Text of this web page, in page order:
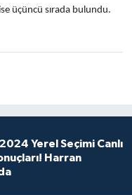
üçüncü sırada bulundu.
Yerel Seçimi Canlı
Harran